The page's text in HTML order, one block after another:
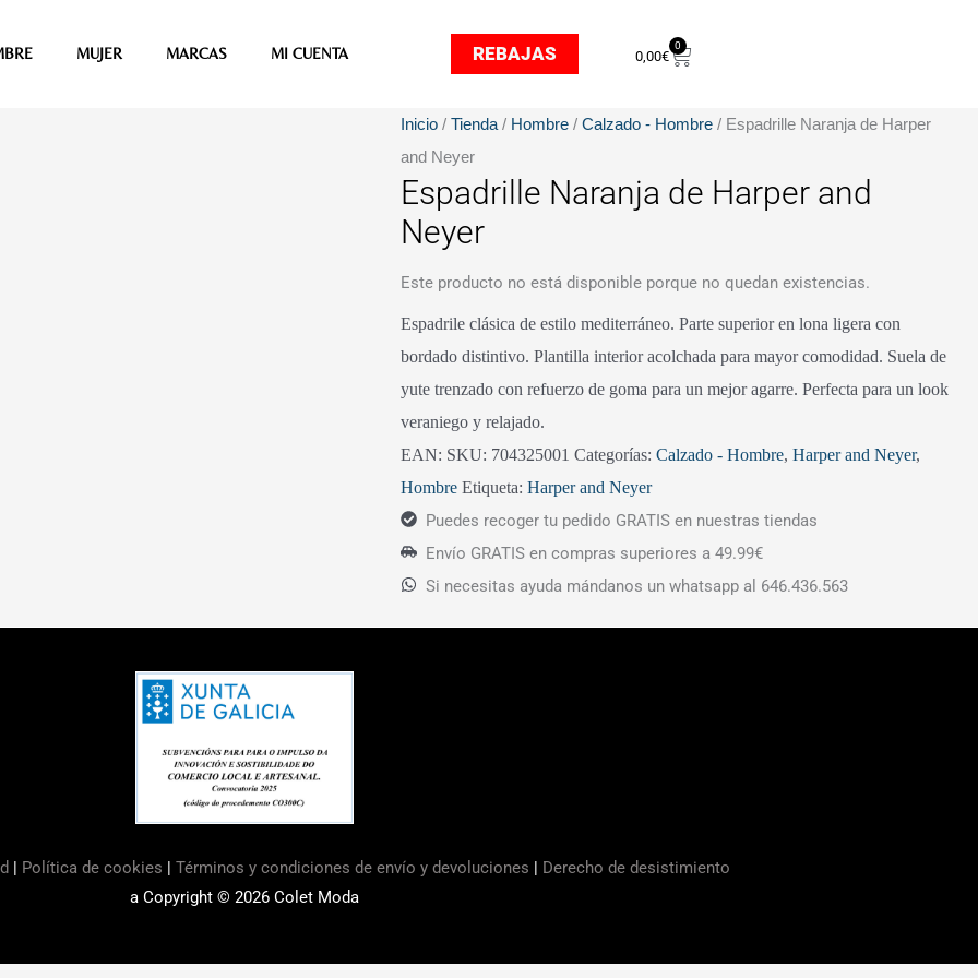
MUJER MARCAS MI CUENTA REBAJAS 0,00€
0
Carrito
Inicio /Tienda / Hombre /Calzado - Hombre / Espadrille Naranja de Harper
and Neyer
Espadrille Naranja de Harper and
Neyer
Este producto no está disponible porque no quedan existencias.
Espadrile clásica de estilo mediterráneo. Parte superior en lona ligera con
bordado distintivo. Plantilla interior acolchada para mayor comodidad. Suela de
yute trenzado con refuerzo de goma para un mejor agarre. Perfecta para un look
veraniego y relajado.
EAN: SKU: 704325001 Categorías:Calzado - Hombre,Harper and Neyer,
Hombre Etiqueta:Harper and Neyer
Puedes recoger tu pedido GRATIS en nuestras tiendas
Envío GRATIS en compras superiores a 49.99€
Si necesitas ayuda mándanos un whatsapp al 646.436.563
| Política de cookies | Términos y condiciones de envío y devoluciones | Derecho de desistimiento
a Copyright © 2026 Colet Moda